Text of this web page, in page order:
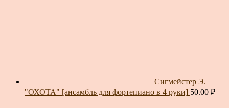
Сигмейстер Э.
"ОХОТА" [ансамбль для фортепиано в 4 руки] 50.00 ₽